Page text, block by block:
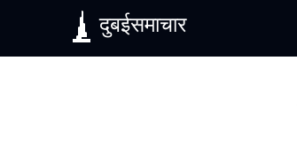
दुबईसमाचार